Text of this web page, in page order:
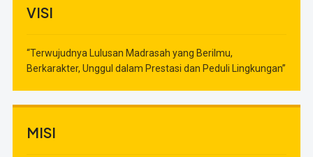
VISI
“Terwujudnya Lulusan Madrasah yang Berilmu,
Berkarakter, Unggul dalam Prestasi dan Peduli Lingkungan”
MISI